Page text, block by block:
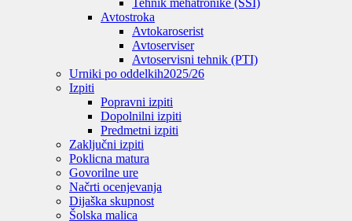
Tehnik mehatronike (SSI)
Avtostroka
Avtokaroserist
Avtoserviser
Avtoservisni tehnik (PTI)
Urniki po oddelkih2025/26
Izpiti
Popravni izpiti
Dopolnilni izpiti
Predmetni izpiti
Zaključni izpiti
Poklicna matura
Govorilne ure
Načrti ocenjevanja
Dijaška skupnost
Šolska malica